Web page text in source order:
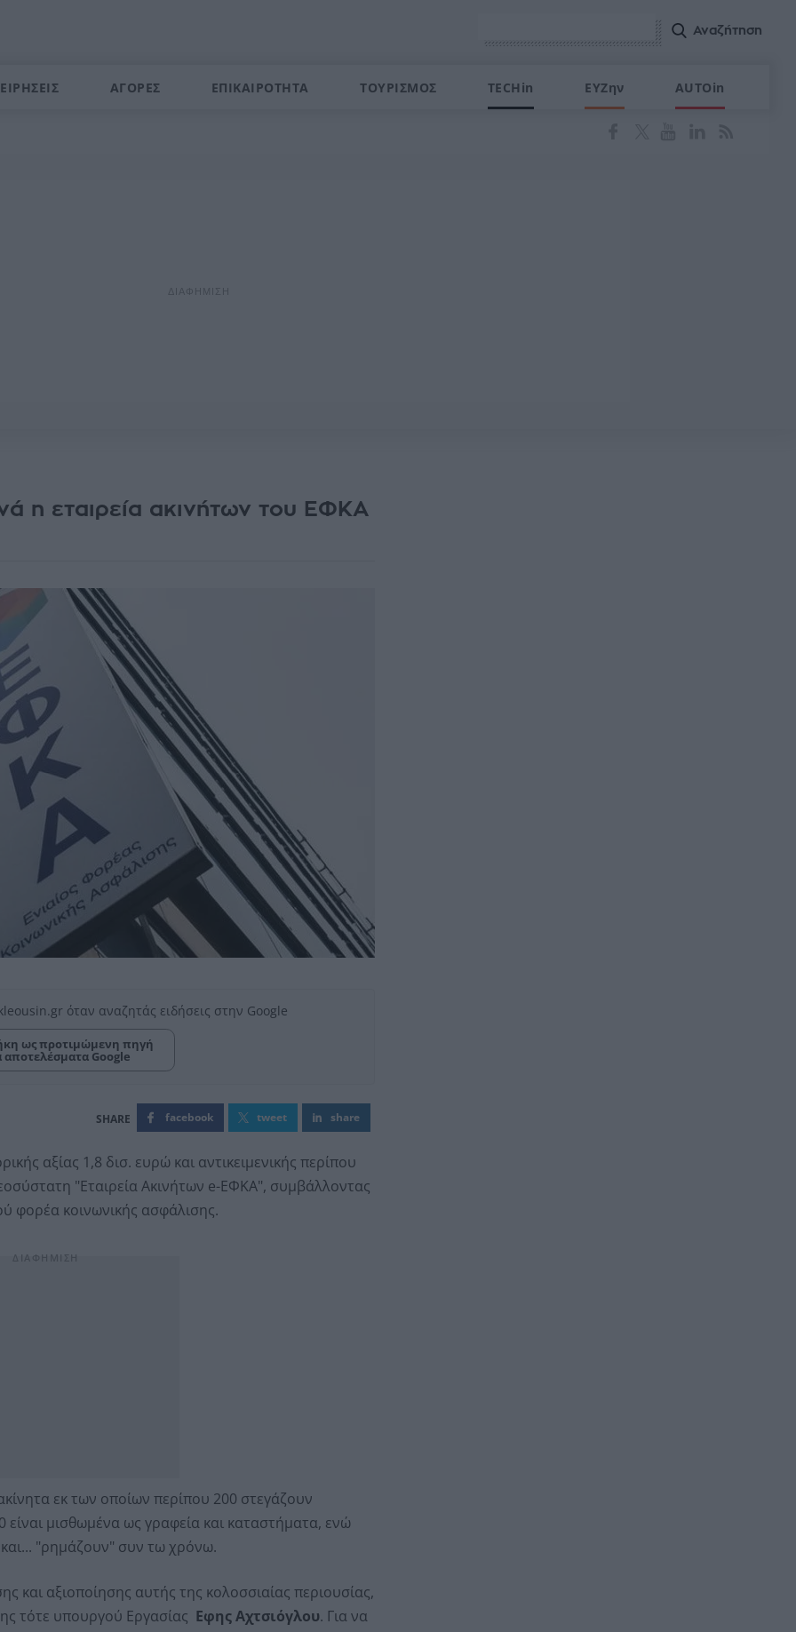
ΑΓΟΡΕΣ ΕΠΙΚΑΙΡΟΤΗΤΑ ΤΟΥΡΙΣΜΟΣ TECHin ΕΥΖην AUTOin
η εταιρεία ακινήτων του ΕΦΚΑ
όταν αναζητάς ειδήσεις στην Google
ως προτιμώμενη πηγή
αποτελέσματα Google
facebook tweet share
αξίας 1,8 δισ. ευρώ και αντικειμενικής περίπου
"Εταιρεία Ακινήτων e-ΕΦΚΑ", συμβάλλοντας
φορέα κοινωνικής ασφάλισης.
εκ των οποίων περίπου 200 στεγάζουν
μισθωμένα ως γραφεία και καταστήματα, ενώ
"ρημάζουν" συν τω χρόνω.
και αξιοποίησης αυτής της κολοσσιαίας περιουσίας,
τότε υπουργού Εργασίας Εφης Αχτσιόγλου. Για να